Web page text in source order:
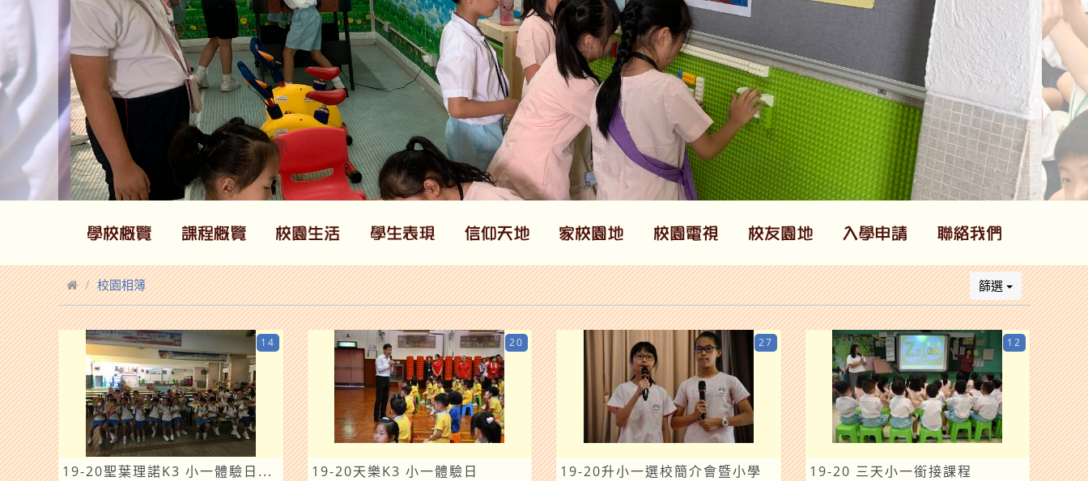
校園相簿 篩選
19-20聖葉理諾K3 小一體驗日...
14
19-20天樂K3 小一體驗日
20
19-20升小一選校簡介會暨小學
27
19-20 三天小一銜接課程
12